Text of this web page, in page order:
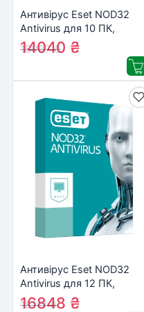
Антивірус Eset NOD32
Antivirus для 10 ПК,
лицензия на 3year
(16_10_3)
15097₴
14040 ₴
Антивірус Eset NOD32
Antivirus для 12 ПК,
лицензия на 3year
18117₴
16848 ₴